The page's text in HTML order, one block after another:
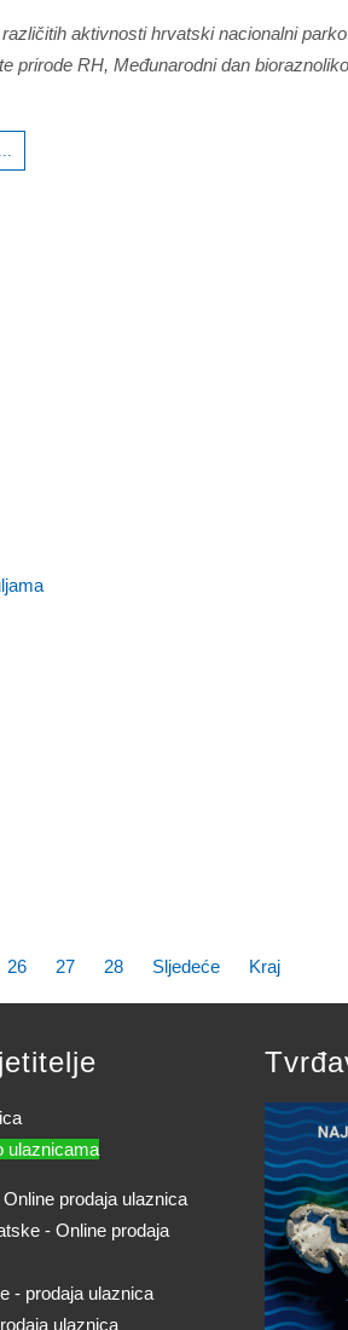
aktivnosti hrvatski nacionalni
prirode RH, Međunarodni dan
26 27 28 Sljedeće Kraj
ulaznicama
prodaja ulaznica
- Online prodaja
- prodaja ulaznica
ulaznica